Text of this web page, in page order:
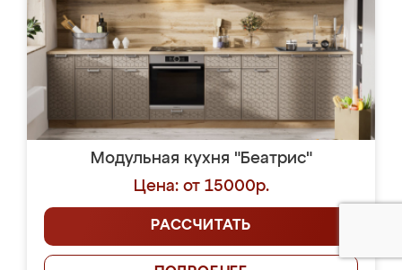
Модульная кухня "Беатрис"
Цена: от 15000р.
РАССЧИТАТЬ